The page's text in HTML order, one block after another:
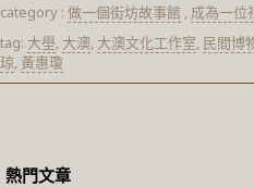
category : 做一個街坊故事館 , 成為一位
tag: 大壆, 大澳, 大澳文化工作室, 民間博
琼, 黃惠瓊
熱門文章